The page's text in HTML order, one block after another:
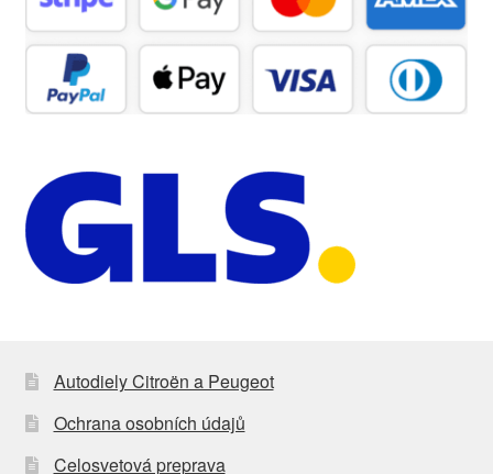
Autodiely Citroën a Peugeot
Ochrana osobních údajů
Celosvetová preprava